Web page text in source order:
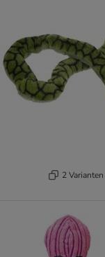
2 Varianten